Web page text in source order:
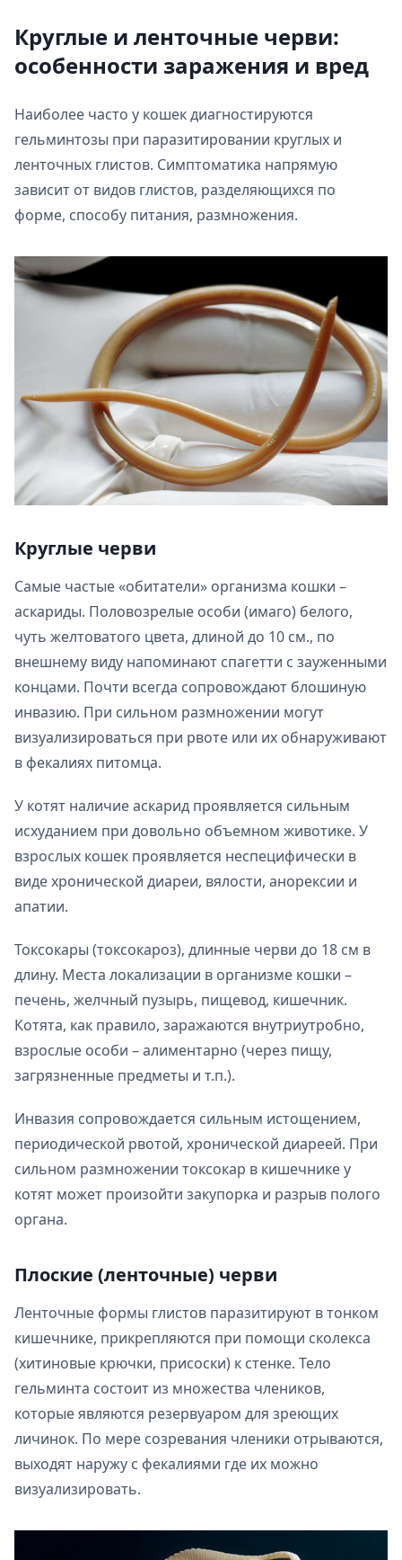
Круглые и ленточные черви:
особенности заражения и вред
Наиболее часто у кошек диагностируются
гельминтозы при паразитировании круглых и
ленточных глистов. Симптоматика напрямую
зависит от видов глистов, разделяющихся по
форме, способу питания, размножения.
Круглые черви
Самые частые «обитатели» организма кошки –
аскариды. Половозрелые особи (имаго) белого,
чуть желтоватого цвета, длиной до 10 см., по
внешнему виду напоминают спагетти с зауженными
концами. Почти всегда сопровождают блошиную
инвазию. При сильном размножении могут
визуализироваться при рвоте или их обнаруживают
в фекалиях питомца.
У котят наличие аскарид проявляется сильным
исхуданием при довольно объемном животике. У
взрослых кошек проявляется неспецифически в
виде хронической диареи, вялости, анорексии и
апатии.
Токсокары (токсокароз), длинные черви до 18 см в
длину. Места локализации в организме кошки –
печень, желчный пузырь, пищевод, кишечник.
Котята, как правило, заражаются внутриутробно,
взрослые особи – алиментарно (через пищу,
загрязненные предметы и т.п.).
Инвазия сопровождается сильным истощением,
периодической рвотой, хронической диареей. При
сильном размножении токсокар в кишечнике у
котят может произойти закупорка и разрыв полого
органа.
Плоские (ленточные) черви
Ленточные формы глистов паразитируют в тонком
кишечнике, прикрепляются при помощи сколекса
(хитиновые крючки, присоски) к стенке. Тело
гельминта состоит из множества члеников,
которые являются резервуаром для зреющих
личинок. По мере созревания членики отрываются,
выходят наружу с фекалиями где их можно
визуализировать.